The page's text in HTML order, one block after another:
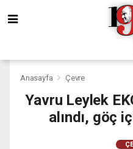
Anasayfa Çevre
Yavru Leylek
alındı, göç